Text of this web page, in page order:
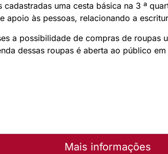
cadastradas uma cesta básica na 3 ª
apoio às pessoas, relacionando a
a possibilidade de compras de roupas
dessas roupas é aberta ao público em
Mais informações